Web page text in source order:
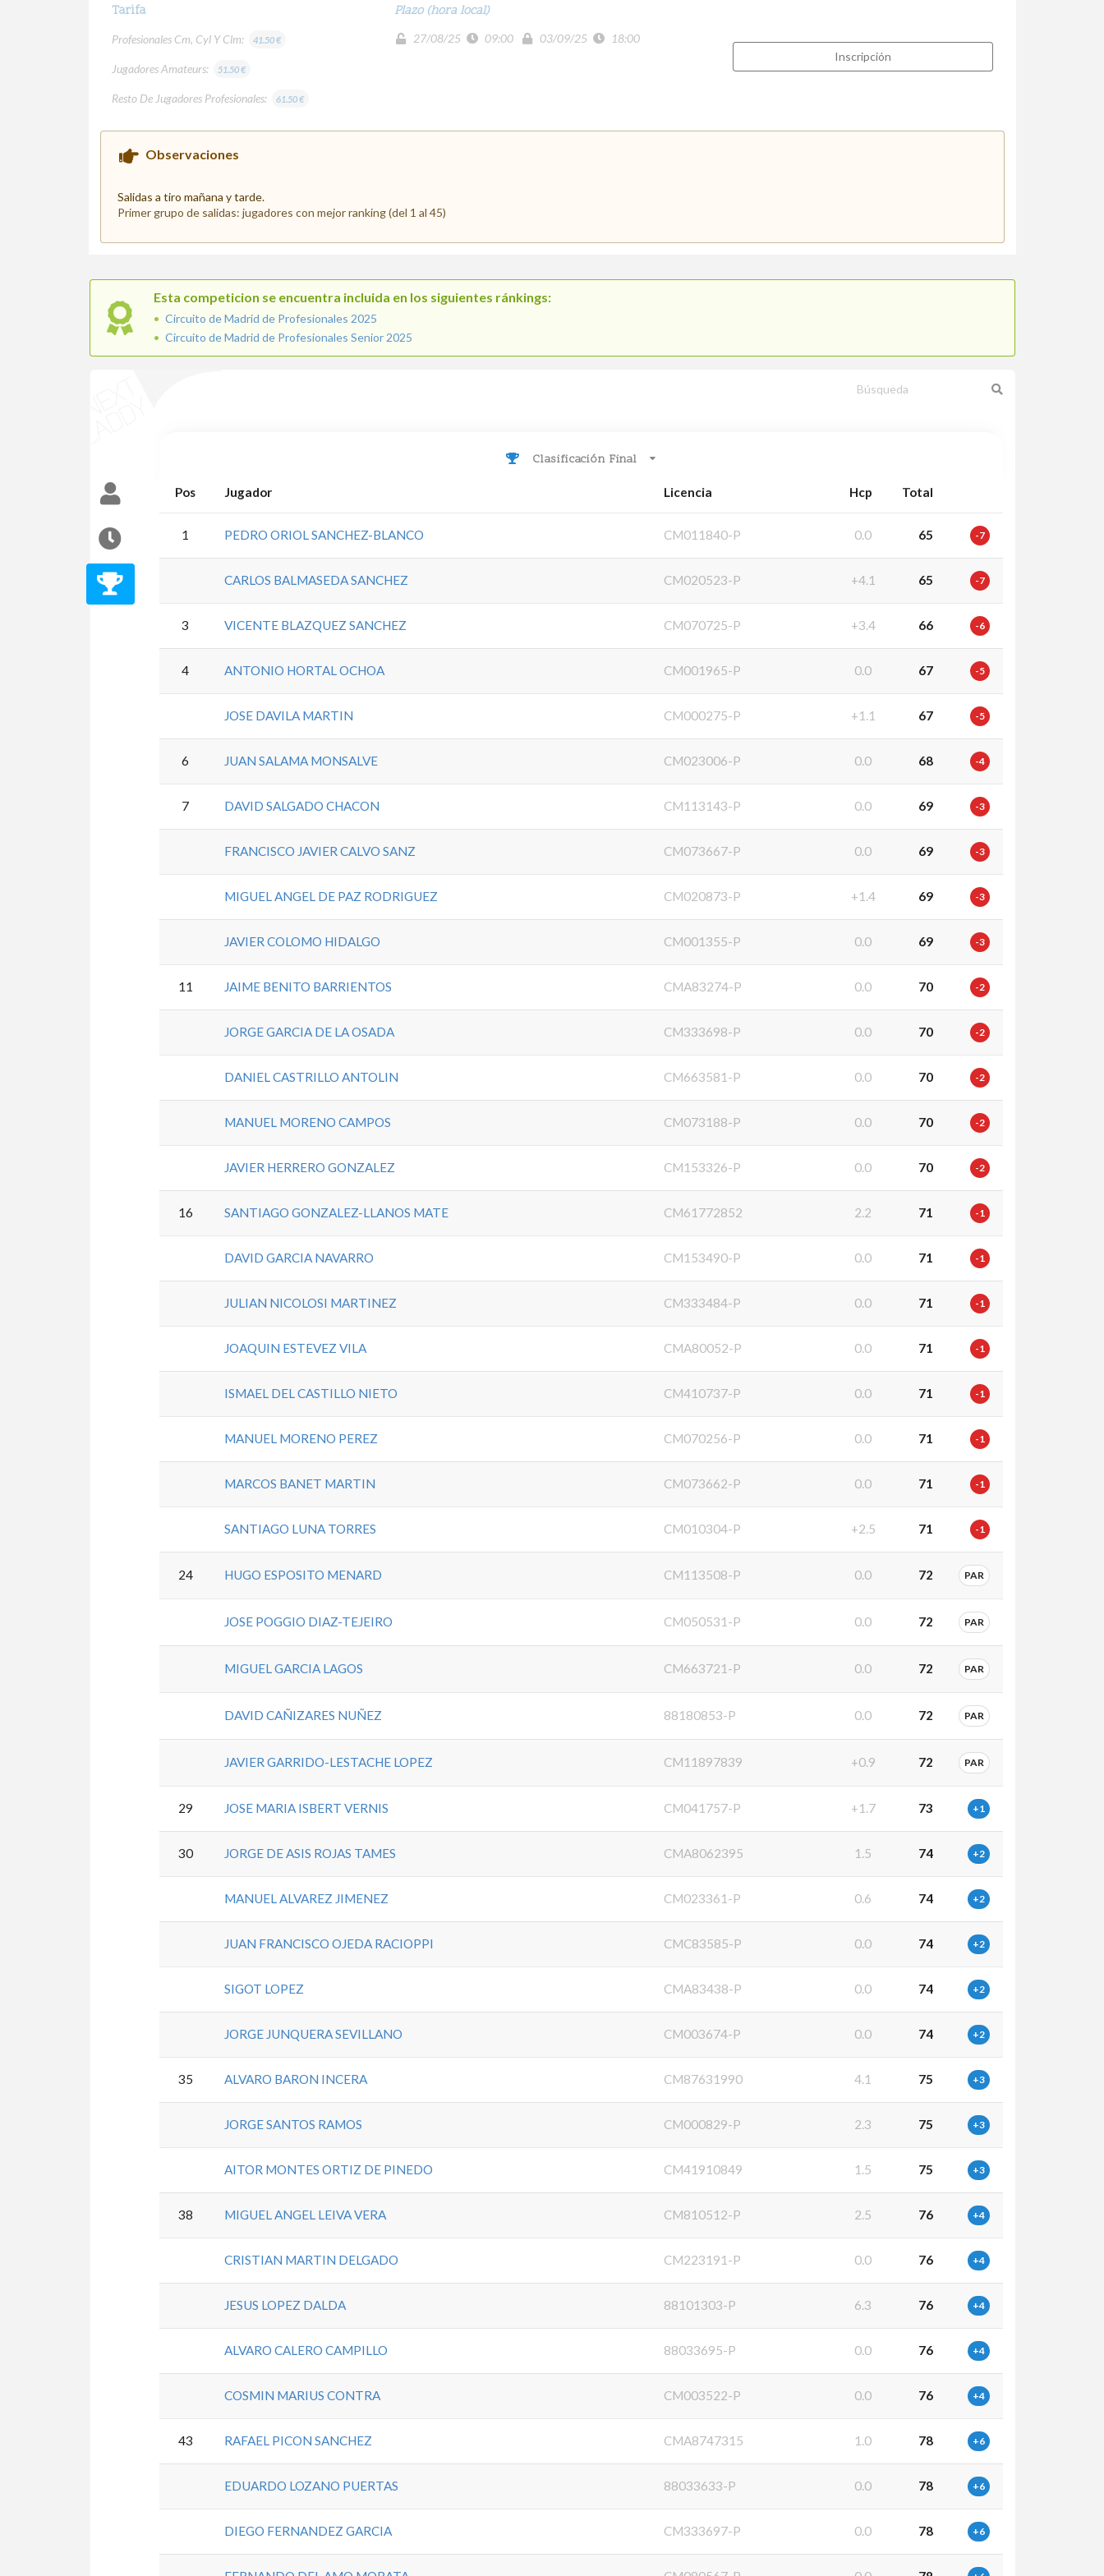
Tarifa
Profesionales Cm, Cyl Y Clm: 41.50 €
Jugadores Amateurs: 51.50 €
Resto De Jugadores Profesionales: 61.50 €
Plazo (hora local)
27/08/25 09:00 03/09/25
18:00
Inscripción
Observaciones
Salidas a tiro mañana y tarde.
Primer grupo de salidas: jugadores con mejor ranking (del 1 al 45)
Esta competicion se encuentra incluida en los siguientes ránkings:
Circuito de Madrid de Profesionales 2025
Circuito de Madrid de Profesionales Senior 2025
Clasificación Final
Pos Jugador Licencia Hcp Total
1 PEDRO ORIOL SANCHEZ-BLANCO CM011840-P 0.0 65 -7
CARLOS BALMASEDA SANCHEZ CM020523-P +4.1 65 -7
3 VICENTE BLAZQUEZ SANCHEZ CM070725-P +3.4 66 -6
4 ANTONIO HORTAL OCHOA CM001965-P 0.0 67 -5
JOSE DAVILA MARTIN CM000275-P +1.1 67 -5
6 JUAN SALAMA MONSALVE CM023006-P 0.0 68 -4
7 DAVID SALGADO CHACON CM113143-P 0.0 69 -3
FRANCISCO JAVIER CALVO SANZ CM073667-P 0.0 69 -3
MIGUEL ANGEL DE PAZ RODRIGUEZ CM020873-P +1.4 69 -3
JAVIER COLOMO HIDALGO CM001355-P 0.0 69 -3
11 JAIME BENITO BARRIENTOS CMA83274-P 0.0 70 -2
JORGE GARCIA DE LA OSADA CM333698-P 0.0 70 -2
DANIEL CASTRILLO ANTOLIN CM663581-P 0.0 70 -2
MANUEL MORENO CAMPOS CM073188-P 0.0 70 -2
JAVIER HERRERO GONZALEZ CM153326-P 0.0 70 -2
16 SANTIAGO GONZALEZ-LLANOS MATE CM61772852 2.2 71 -1
DAVID GARCIA NAVARRO CM153490-P 0.0 71 -1
JULIAN NICOLOSI MARTINEZ CM333484-P 0.0 71 -1
JOAQUIN ESTEVEZ VILA CMA80052-P 0.0 71 -1
ISMAEL DEL CASTILLO NIETO CM410737-P 0.0 71 -1
MANUEL MORENO PEREZ CM070256-P 0.0 71 -1
MARCOS BANET MARTIN CM073662-P 0.0 71 -1
SANTIAGO LUNA TORRES CM010304-P +2.5 71 -1
24 HUGO ESPOSITO MENARD CM113508-P 0.0 72 PAR
JOSE POGGIO DIAZ-TEJEIRO CM050531-P 0.0 72 PAR
MIGUEL GARCIA LAGOS CM663721-P 0.0 72 PAR
DAVID CAÑIZARES NUÑEZ 88180853-P 0.0 72 PAR
JAVIER GARRIDO-LESTACHE LOPEZ CM11897839 +0.9 72 PAR
29 JOSE MARIA ISBERT VERNIS CM041757-P +1.7 73 +1
30 JORGE DE ASIS ROJAS TAMES CMA8062395 1.5 74 +2
MANUEL ALVAREZ JIMENEZ CM023361-P 0.6 74 +2
JUAN FRANCISCO OJEDA RACIOPPI CMC83585-P 0.0 74 +2
SIGOT LOPEZ CMA83438-P 0.0 74 +2
JORGE JUNQUERA SEVILLANO CM003674-P 0.0 74 +2
35 ALVARO BARON INCERA CM87631990 4.1 75 +3
JORGE SANTOS RAMOS CM000829-P 2.3 75 +3
AITOR MONTES ORTIZ DE PINEDO CM41910849 1.5 75 +3
38 MIGUEL ANGEL LEIVA VERA CM810512-P 2.5 76 +4
CRISTIAN MARTIN DELGADO CM223191-P 0.0 76 +4
JESUS LOPEZ DALDA 88101303-P 6.3 76 +4
ALVARO CALERO CAMPILLO 88033695-P 0.0 76 +4
COSMIN MARIUS CONTRA CM003522-P 0.0 76 +4
43 RAFAEL PICON SANCHEZ CMA8747315 1.0 78 +6
EDUARDO LOZANO PUERTAS 88033633-P 0.0 78 +6
DIEGO FERNANDEZ GARCIA CM333697-P 0.0 78 +6